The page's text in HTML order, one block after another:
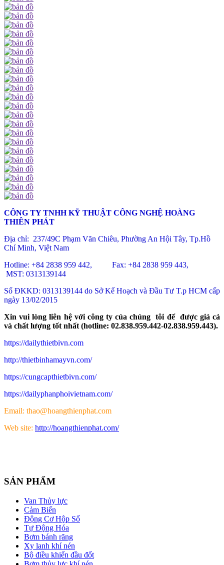
CÔNG TY TNHH KỸ THUẬT CÔNG NGHỆ HOÀNG
THIÊN PHÁT
Địa chỉ: 237/49C Phạm Văn Chiêu, Phường An Hội Tây, Tp.Hồ
Chí Minh, Việt Nam
Hotline: +84 2838 959 442, Fax: +84 2838 959 443,
MST: 0313139144
Số ĐKKD: 0313139144 do Sở Kế Hoạch và Đầu Tư T.p HCM cấp
ngày 13/02/2015
Xin vui lòng liên hệ với công ty của chúng tôi để được giá cả
và chất lượng tốt nhất (hotline: 02.838.959.442-02.838.959.443).
https://dailythietbivn.com
http://thietbinhamayvn.com/
https://cungcapthietbivn.com/
https://dailyphanphoivietnam.com/
Email: thao@hoangthienphat.com
Web site: http://hoangthienphat.com/
SẢN PHẨM
Van Thủy lực
Cảm Biến
Động Cơ Hộp Số
Tự Động Hóa
Bơm bánh răng
Xy lanh khí nén
Bộ điều khiển đầu đốt